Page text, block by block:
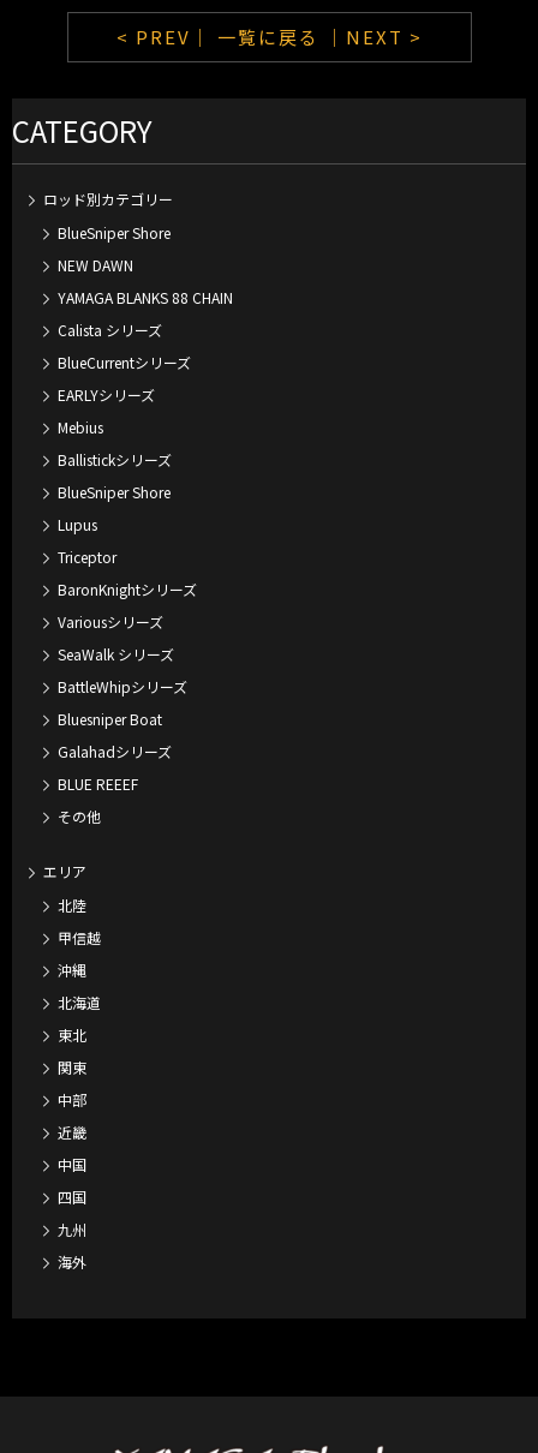
< PREV｜ 一覧に戻る ｜NEXT >
CATEGORY
ロッド別カテゴリー
BlueSniper Shore
NEW DAWN
YAMAGA BLANKS 88 CHAIN
Calista シリーズ
BlueCurrentシリーズ
EARLYシリーズ
Mebius
Ballistickシリーズ
BlueSniper Shore
Lupus
Triceptor
BaronKnightシリーズ
Variousシリーズ
SeaWalk シリーズ
BattleWhipシリーズ
Bluesniper Boat
Galahadシリーズ
BLUE REEEF
その他
エリア
北陸
甲信越
沖縄
北海道
東北
関東
中部
近畿
中国
四国
九州
海外